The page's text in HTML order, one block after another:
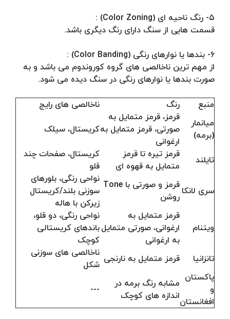
۵- رنگ ناحیه ای (Color Zoning) :
قسمت هایی از سنگ دارای رنگ دیگری باشد.
۶- بندها یا نوارهای رنگی (Color Banding) :
از مهم ترین ناخالصی های گروه کوروندوم می باشد و به
صورت بندها یا نوارهای رنگی در سنگ دیده می شود.
منبع
رنگ
ناخالصی های رایج
میانمار
(برمه)
قرمز، قرمز متمایل به
صورتی، قرمز متمایل به
ارغوانی
کریستال، سیلک
تایلند
قرمز تیره تا قرمز
متمایل به قهوه ای
کریستال، صفحات چند
قلو
سری لانکا
قرمز و صورتی با Tone
روشن
نواحی رنگی، بلورهای
سوزنی بلند/کریستال
زیرکن با هاله
ویتنام
قرمز متمایل به
ارغوانی، صورتی متمایل
به ارغوانی
نواحی رنگی، دو قلو،
باندهای کریستالی
کوچک
تانزانیا
قرمز متمایل به نارنجی ناخالصی های سوزنی
شکل
پاکستان
و
افغانستان
مشابه رنگ برمه در
اندازه های کوچک
---